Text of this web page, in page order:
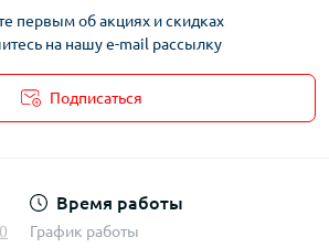
первым об акциях и скидках
на нашу e-mail рассылку
Подписаться
Время работы
График работы